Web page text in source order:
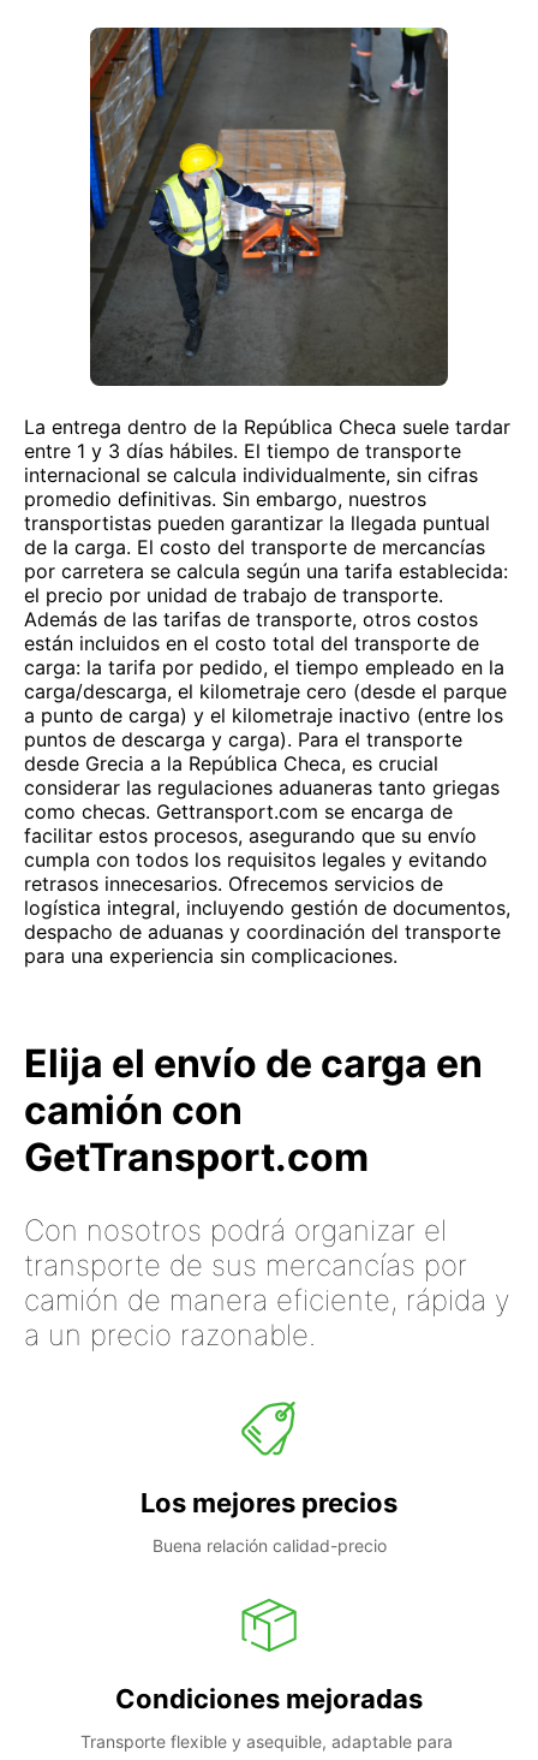
La entrega dentro de la República Checa suele tardar
entre 1 y 3 días hábiles. El tiempo de transporte
internacional se calcula individualmente, sin cifras
promedio definitivas. Sin embargo, nuestros
transportistas pueden garantizar la llegada puntual
de la carga. El costo del transporte de mercancías
por carretera se calcula según una tarifa establecida:
el precio por unidad de trabajo de transporte.
Además de las tarifas de transporte, otros costos
están incluidos en el costo total del transporte de
carga: la tarifa por pedido, el tiempo empleado en la
carga/descarga, el kilometraje cero (desde el parque
a punto de carga) y el kilometraje inactivo (entre los
puntos de descarga y carga). Para el transporte
desde Grecia a la República Checa, es crucial
considerar las regulaciones aduaneras tanto griegas
como checas. Gettransport.com se encarga de
facilitar estos procesos, asegurando que su envío
cumpla con todos los requisitos legales y evitando
retrasos innecesarios. Ofrecemos servicios de
logística integral, incluyendo gestión de documentos,
despacho de aduanas y coordinación del transporte
para una experiencia sin complicaciones.
Elija el envío de carga en
camión con
GetTransport.com
Con nosotros podrá organizar el
transporte de sus mercancías por
camión de manera eficiente, rápida y
a un precio razonable.
Los mejores precios
Buena relación calidad-precio
Condiciones mejoradas
Transporte flexible y asequible, adaptable para